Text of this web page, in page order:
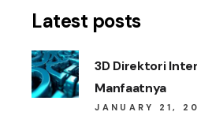
Latest posts
3D Direktori
Manfaatnya
JANUARY 21,